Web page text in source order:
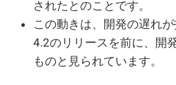
されたとのことです。
この動きは、開発の遅れ
4.2のリリースを前に、開
ものと見られています。